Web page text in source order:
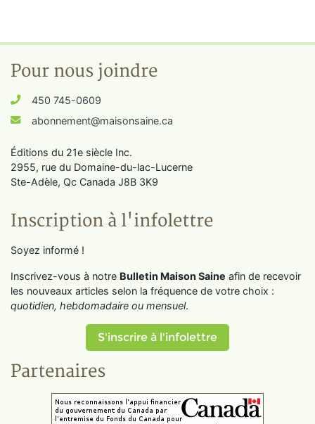
Pour nous joindre
450 745-0609
abonnement@maisonsaine.ca
Éditions du 21e siècle Inc.
2955, rue du Domaine-du-lac-Lucerne
Ste-Adèle, Qc Canada J8B 3K9
Inscription à l'infolettre
Soyez informé !
Inscrivez-vous à notre Bulletin Maison Saine afin de recevoir
les nouveaux articles selon la fréquence de votre choix :
quotidien, hebdomadaire ou mensuel.
S'inscrire à l'infolettre
Partenaires